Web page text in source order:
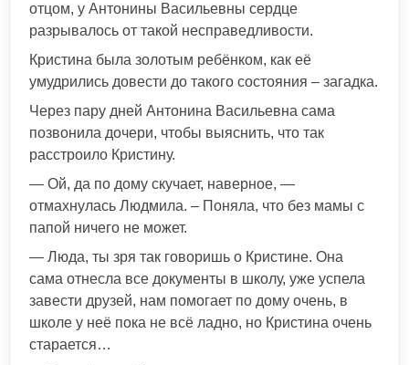
отцом, у Антонины Васильевны сердце
разрывалось от такой несправедливости.
Кристина была золотым ребёнком, как её
умудрились довести до такого состояния – загадка.
Через пару дней Антонина Васильевна сама
позвонила дочери, чтобы выяснить, что так
расстроило Кристину.
— Ой, да по дому скучает, наверное, —
отмахнулась Людмила. – Поняла, что без мамы с
папой ничего не может.
— Люда, ты зря так говоришь о Кристине. Она
сама отнесла все документы в школу, уже успела
завести друзей, нам помогает по дому очень, в
школе у неё пока не всё ладно, но Кристина очень
старается…